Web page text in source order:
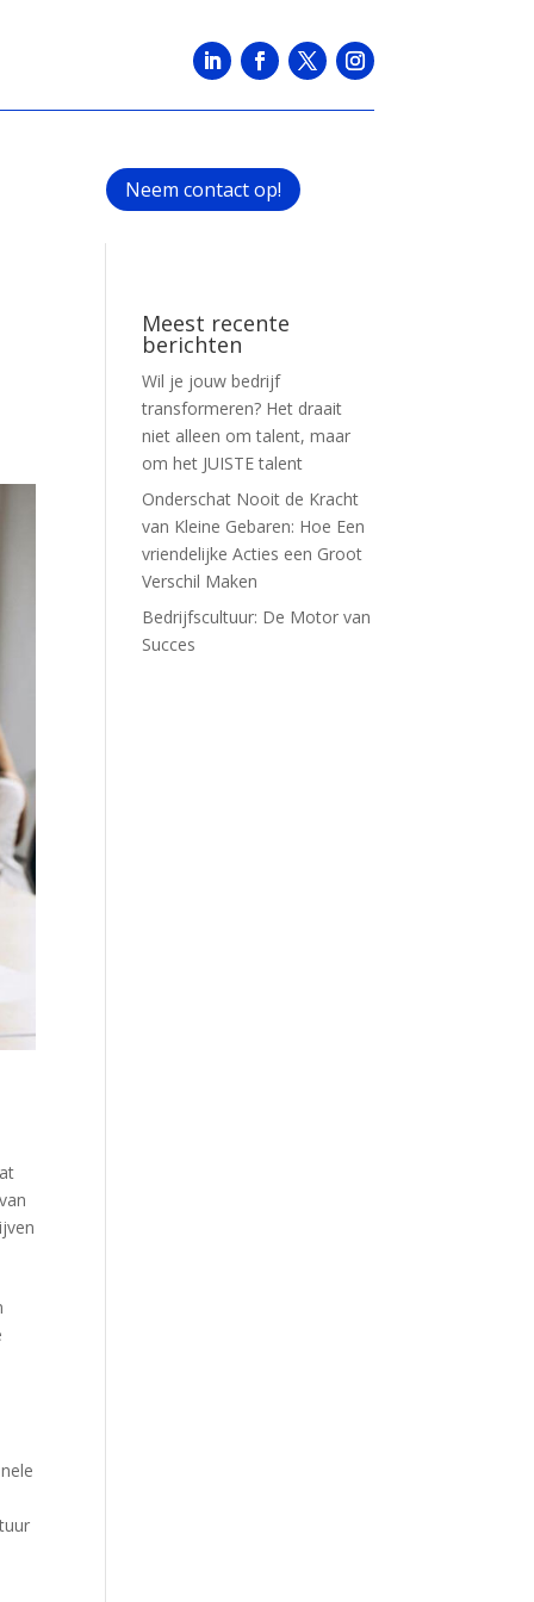
Neem contact op!
Meest recente
berichten
Wil je jouw bedrijf
transformeren? Het draait
niet alleen om talent, maar
om het JUISTE talent
Onderschat Nooit de Kracht
van Kleine Gebaren: Hoe Een
vriendelijke Acties een Groot
Verschil Maken
Bedrijfscultuur: De Motor van
Succes